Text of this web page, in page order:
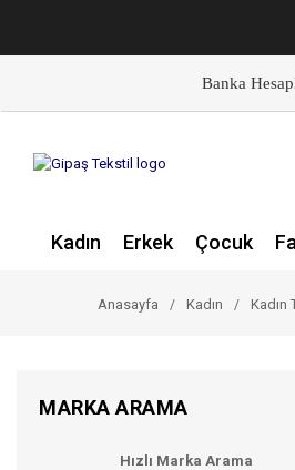
Banka
Kadın Erkek Çocuk
Anasayfa Kadın Kadın
MARKA ARAMA
Hızlı Marka Arama